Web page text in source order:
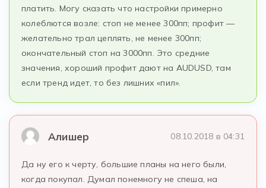
платить. Могу сказать что настройки примерно
колеблются возле: стоп не менее 300пп; профит —
желательно трал цеплять, не менее 300пп;
окончательный стоп на 3000пп. Это средние
значения, хороший профит дают на AUDUSD, там
если тренд идет, то без лишних «пил».
Алишер 08.10.2018 в 04:31
Да ну его к черту, большие планы на него были,
когда покупал. Думал понемногу не спеша, на